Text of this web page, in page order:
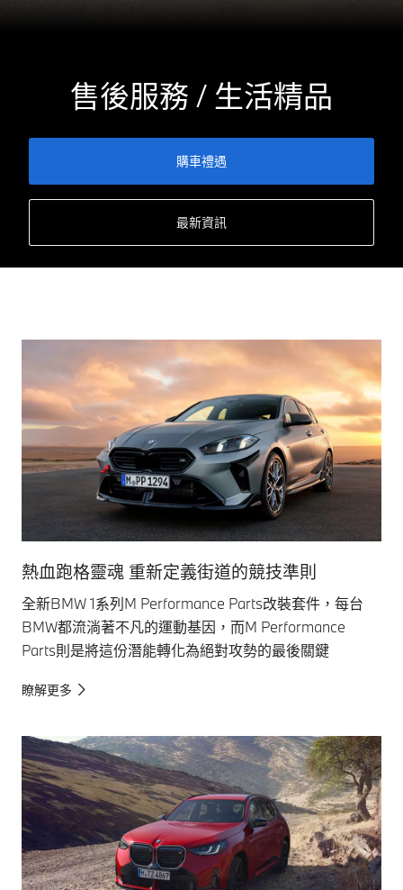
售後服務 / 生活精品
購車禮遇
最新資訊
熱血跑格靈魂 重新定義街道的競技準則
全新BMW 1系列M Performance Parts改裝套件，每台
BMW都流淌著不凡的運動基因，而M Performance
Parts則是將這份潛能轉化為絕對攻勢的最後關鍵
瞭解更多